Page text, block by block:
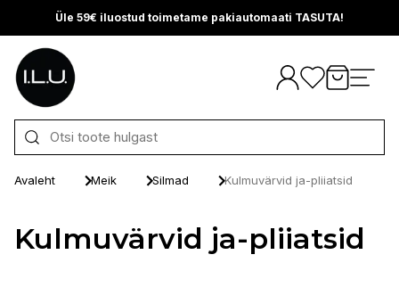
Üle 59€ iluostud toimetame pakiautomaati TASUTA!
Otse sisu juurde
Avaleht Meik Silmad Kulmuvärvid ja-pliiatsid
Kulmuvärvid ja-pliiatsid